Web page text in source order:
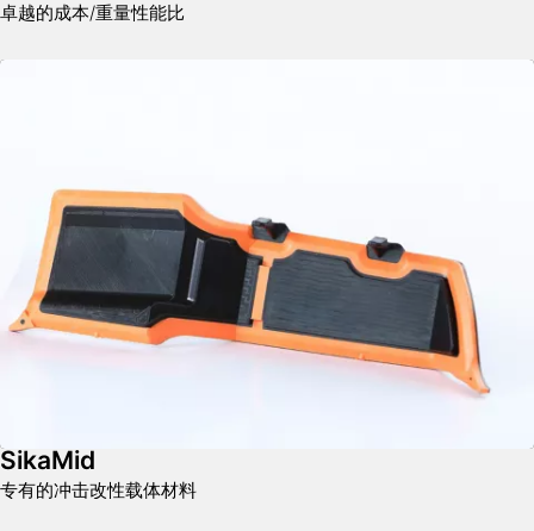
卓越的成本/重量性能比
SikaMid
专有的冲击改性载体材料